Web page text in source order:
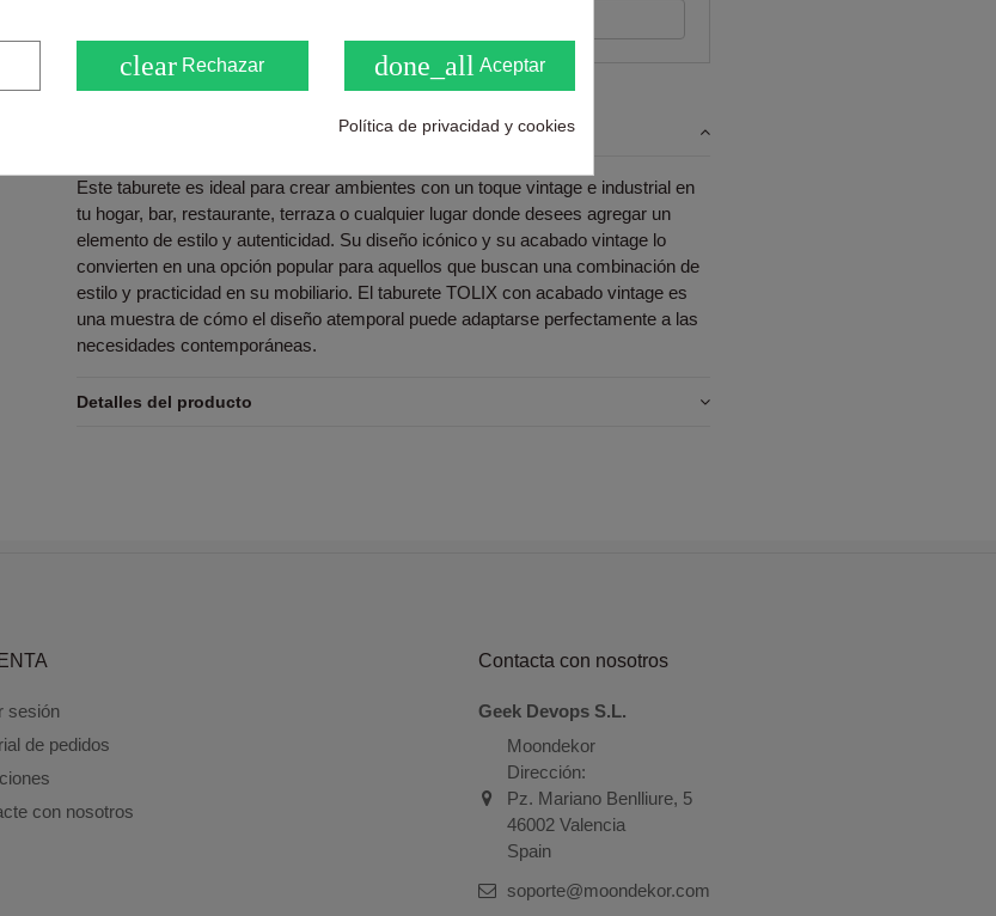
Este taburete es ideal para crear ambientes con un toque vintage e industrial en
tu hogar, bar, restaurante, terraza o cualquier lugar donde desees agregar un
elemento de estilo y autenticidad. Su diseño icónico y su acabado vintage lo
convierten en una opción popular para aquellos que buscan una combinación de
estilo y practicidad en su mobiliario. El taburete TOLIX con acabado vintage es
una muestra de cómo el diseño atemporal puede adaptarse perfectamente a las
necesidades contemporáneas.
Detalles del producto
sesión
de pedidos
con nosotros
Contacta con nosotros
Geek Devops S.L.
Moondekor
Dirección:
Pz. Mariano Benlliure, 5
46002 Valencia
Spain
soporte@moondekor.com
clear Rechazar done_all Aceptar
Política de privacidad y cookies